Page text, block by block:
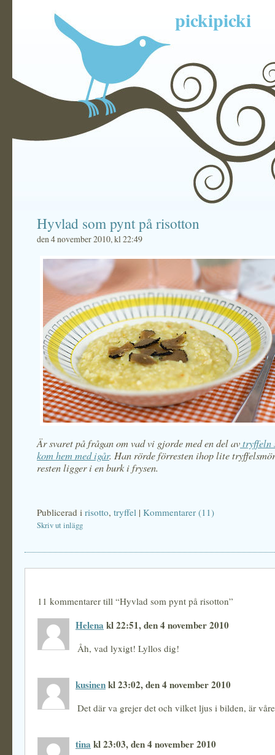
pickipicki
Hyvlad som pynt på risotton
den 4 november 2010, kl 22:49
Är svaret på frågan om vad vi gjorde med en del avtryffeln
kom hem med igår. Han rörde förresten ihop lite
resten ligger i en burk i frysen.
Publicerad i risotto, tryffel | Kommentarer (11)
Skriv ut inlägg
11 kommentarer till “Hyvlad som pynt på risotton”
Helena kl 22:51, den 4 november 2010
Åh, vad lyxigt! Lyllos dig!
kusinenkl 23:02, den 4 november 2010
Det där va grejer det och vilket ljus i bilden, är
tina kl 23:03, den 4 november 2010